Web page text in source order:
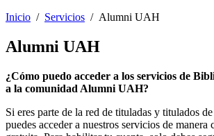
Inicio / Servicios / Alumni UAH
Alumni UAH
¿Cómo puedo acceder a los servicios de
a la comunidad Alumni UAH?
Si eres parte de la red de tituladas y titulados
puedes acceder a nuestros servicios de manera